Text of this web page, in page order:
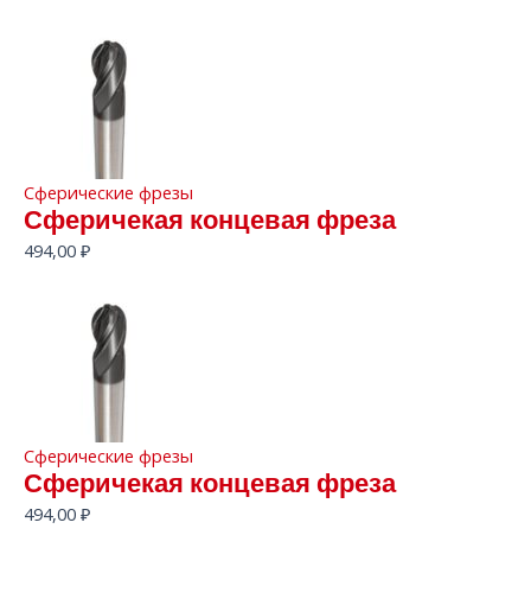
Сферические фрезы
Сферичекая концевая фреза
494,00 ₽
Сферические фрезы
Сферичекая концевая фреза
494,00 ₽